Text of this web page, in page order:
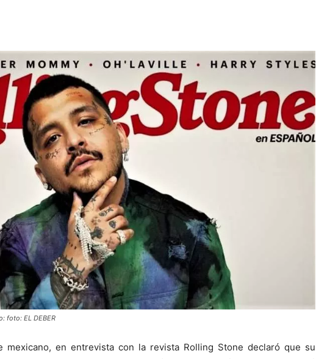
foto: EL DEBER
mexicano, en entrevista con la revista Rolling Stone declaró que su